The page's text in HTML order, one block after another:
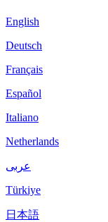
English
Deutsch
Français
Español
Italiano
Netherlands
عربى
Türkiye
日本語